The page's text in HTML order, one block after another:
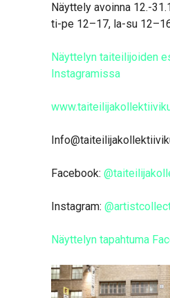
Näyttely avoinna 12.-
ti-pe 12–17, la-su
Näyttelyn taiteilijoiden
Instagramissa
Facebook:
Instagram:
Näyttelyn tapahtuma